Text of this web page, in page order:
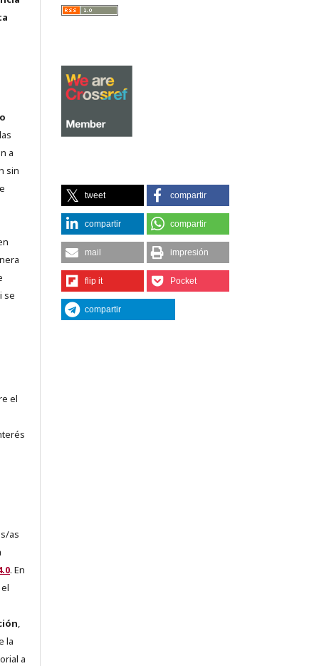
a
sin
se
el
as
. En
,
la
a
tweet compartir
compartir compartir
mail impresión
flip it Pocket
compartir